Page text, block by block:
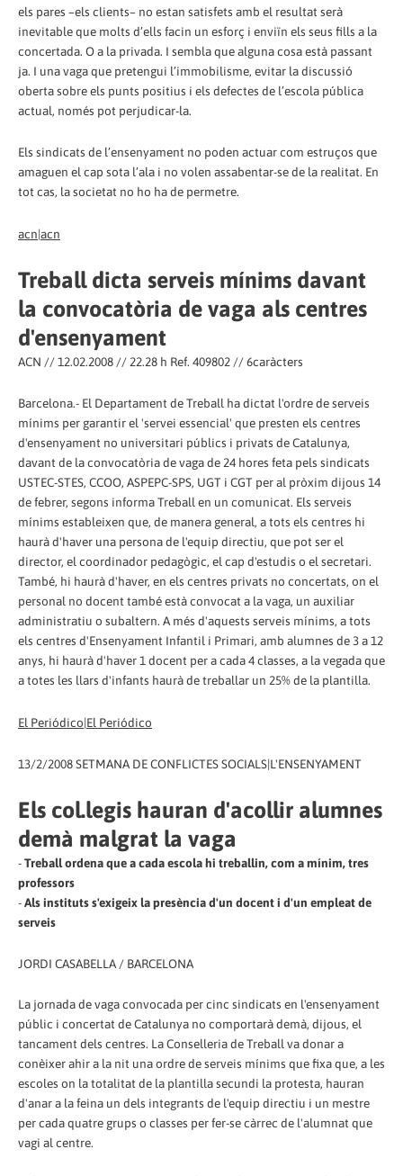
els pares –els clients– no estan satisfets amb el resultat serà
inevitable que molts d’ells facin un esforç i enviïn els seus fills a la
concertada. O a la privada. I sembla que alguna cosa està passant
ja. I una vaga que pretengui l’immobilisme, evitar la discussió
oberta sobre els punts positius i els defectes de l’escola pública
actual, només pot perjudicar-la.
Els sindicats de l’ensenyament no poden actuar com estruços que
amaguen el cap sota l’ala i no volen assabentar-se de la realitat. En
tot cas, la societat no ho ha de permetre.
acn|acn
Treball dicta serveis mínims davant
la convocatòria de vaga als centres
d'ensenyament
ACN // 12.02.2008 // 22.28 h Ref. 409802 // 6caràcters
Barcelona.- El Departament de Treball ha dictat l'ordre de serveis
mínims per garantir el 'servei essencial' que presten els centres
d'ensenyament no universitari públics i privats de Catalunya,
davant de la convocatòria de vaga de 24 hores feta pels sindicats
USTEC-STES, CCOO, ASPEPC-SPS, UGT i CGT per al pròxim dijous 14
de febrer, segons informa Treball en un comunicat. Els serveis
mínims estableixen que, de manera general, a tots els centres hi
haurà d'haver una persona de l'equip directiu, que pot ser el
director, el coordinador pedagògic, el cap d'estudis o el secretari.
També, hi haurà d'haver, en els centres privats no concertats, on el
personal no docent també està convocat a la vaga, un auxiliar
administratiu o subaltern. A més d'aquests serveis mínims, a tots
els centres d'Ensenyament Infantil i Primari, amb alumnes de 3 a 12
anys, hi haurà d'haver 1 docent per a cada 4 classes, a la vegada que
a totes les llars d'infants haurà de treballar un 25% de la plantilla.
El Periódico|El Periódico
13/2/2008 SETMANA DE CONFLICTES SOCIALS|L'ENSENYAMENT
Els col.legis hauran d'acollir alumnes
demà malgrat la vaga
-Treball ordena que a cada escola hi treballin, com a mínim, tres
professors
-Als instituts s'exigeix la presència d'un docent i d'un empleat de
serveis
JORDI CASABELLA / BARCELONA
La jornada de vaga convocada per cinc sindicats en l'ensenyament
públic i concertat de Catalunya no comportarà demà, dijous, el
tancament dels centres. La Conselleria de Treball va donar a
conèixer ahir a la nit una ordre de serveis mínims que fixa que, a les
escoles on la totalitat de la plantilla secundi la protesta, hauran
d'anar a la feina un dels integrants de l'equip directiu i un mestre
per cada quatre grups o classes per fer-se càrrec de l'alumnat que
vagi al centre.